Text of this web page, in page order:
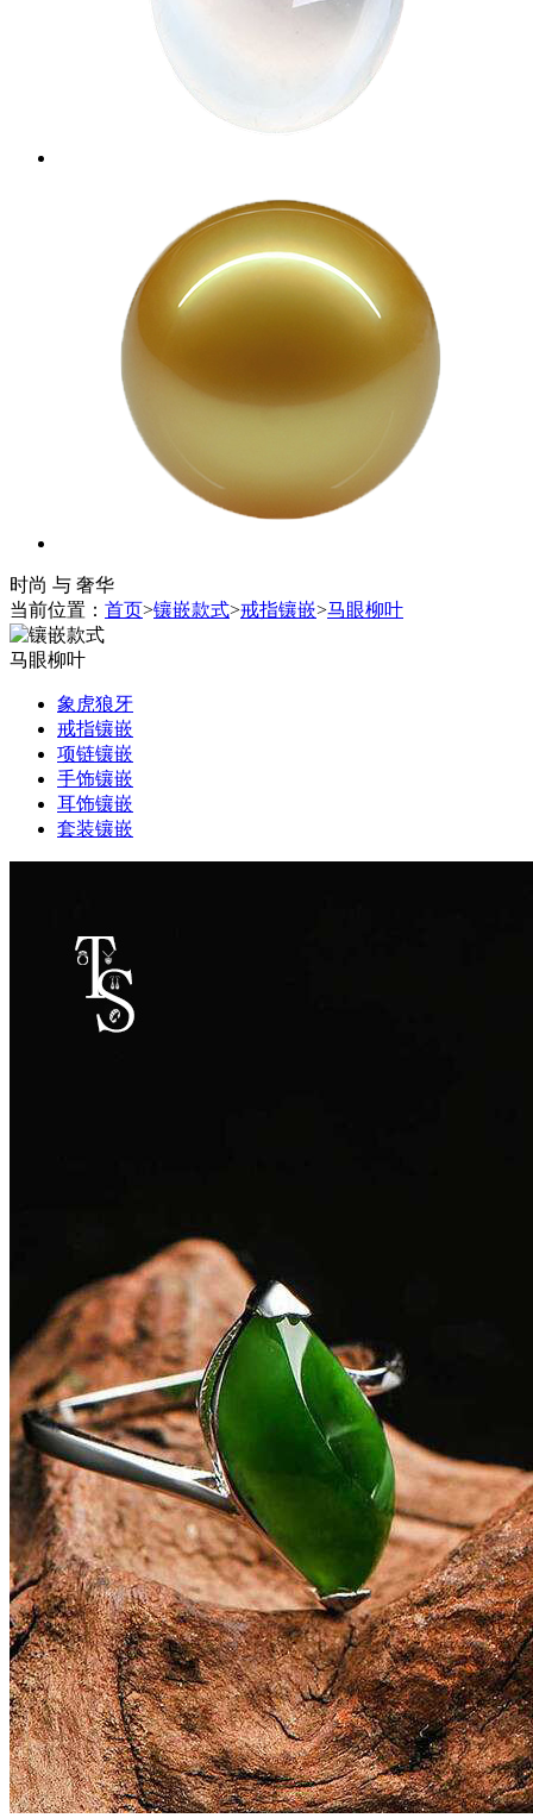
时尚 与 奢华
当前位置： 首页>镶嵌款式>戒指镶嵌>马眼柳叶
马眼柳叶
象虎狼牙
戒指镶嵌
项链镶嵌
手饰镶嵌
耳饰镶嵌
套装镶嵌